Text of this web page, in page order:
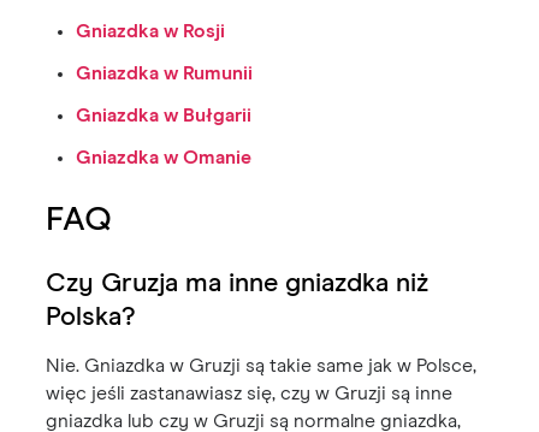
Gniazdka w Rosji
Gniazdka w Rumunii
Gniazdka w Bułgarii
Gniazdka w Omanie
FAQ
Czy Gruzja ma inne gniazdka niż
Polska?
Nie. Gniazdka w Gruzji są takie same jak w Polsce,
więc jeśli zastanawiasz się, czy w Gruzji są inne
gniazdka lub czy w Gruzji są normalne gniazdka,